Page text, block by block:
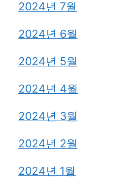
2024년 7월
2024년 6월
2024년 5월
2024년 4월
2024년 3월
2024년 2월
2024년 1월